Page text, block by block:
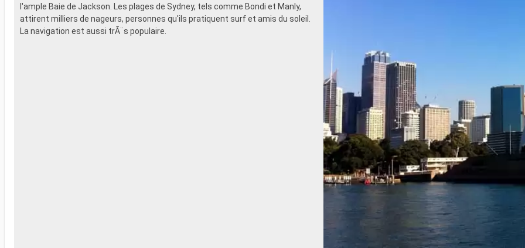
l'ample Baie de Jackson. Les plages de Sydney, tels comme Bondi et Manly,
attirent milliers de nageurs, personnes qu'ils pratiquent surf et amis du soleil.
La navigation est aussi trÃ¨s populaire.